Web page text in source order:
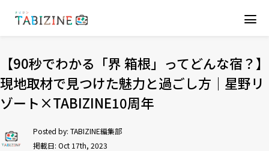
【90秒でわかる「界 箱根」ってどんな宿？】
現地取材で見つけた魅力と過ごし方｜星野リ
ゾート×TABIZINE10周年
Posted by: TABIZINE編集部
掲載日: Oct 17th, 2023